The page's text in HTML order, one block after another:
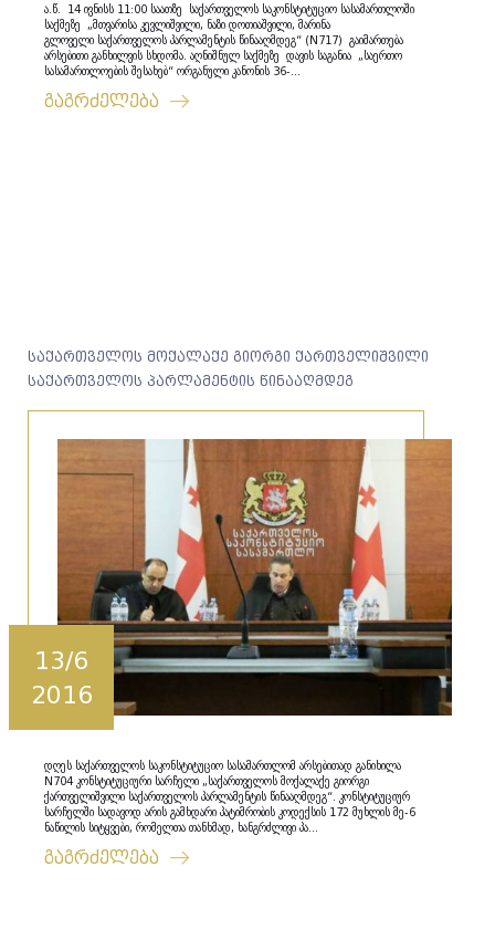
ა.წ. 14 ივნისს 11:00 საათზე საქართველოს საკონსტიტუციო სასამართლოში
საქმეზე „მთვარისა კევლიშვილი, ნაზი დოთიაშვილი, მარინა
გლოველი საქართველოს პარლამენტის წინააღმდეგ“ (N717) გაიმართება
არსებითი განხილვის სხდომა. აღნიშნულ საქმეზე დავის საგანია „საერთო
სასამართლოების შესახებ“ ორგანული კანონის 36-...
გაგრძელება
საქართველოს მოქალაქე გიორგი ქართველიშვილი
საქართველოს პარლამენტის წინააღმდეგ
13/6
2016
დღეს საქართველოს საკონსტიტუციო სასამართლომ არსებითად განიხილა
N704 კონსტიტუციური სარჩელი „საქართველოს მოქალაქე გიორგი
ქართველიშვილი საქართველოს პარლამენტის წინააღმდეგ“. კონსტიტუციურ
სარჩელში სადავოდ არის გამხდარი პატიმრობის კოდექსის 172 მუხლის მე-6
ნაწილის სიტყვები, რომელთა თანხმად, ხანგრძლივი პა...
გაგრძელება